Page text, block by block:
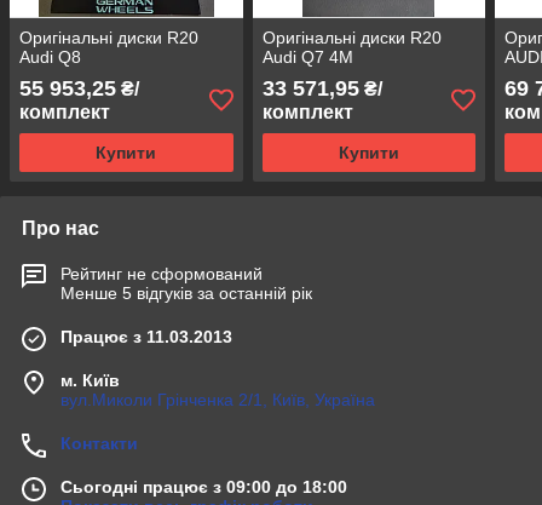
Оригінальні диски R20
Audi Q8
55 953,25 ₴/
комплект
Купити
Оригінальні диски R20
Audi Q7 4M
33 571,95₴/
комплект
Купити
69
Про нас
Рейтинг не сформований
Менше 5 відгуків за останній рік
Працює з 11.03.2013
м. Київ
вул.Миколи Грінченка 2/1, Київ, Україна
Контакти
Сьогодні працює з 09:00 до 18:00